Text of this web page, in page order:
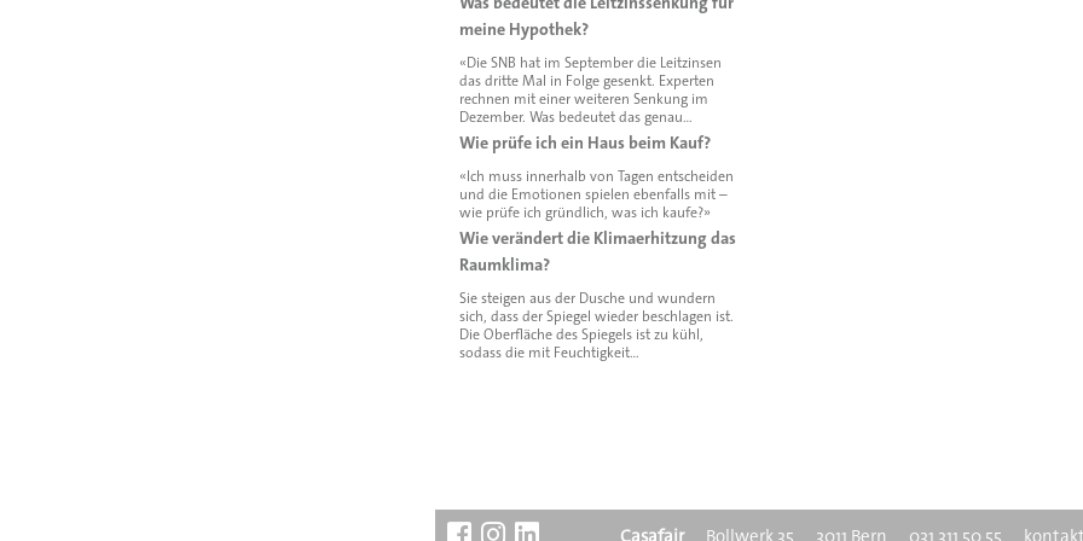
meine Hypothek?
«Die SNB hat im September die Leitzinsen
das dritte Mal in Folge gesenkt. Experten
rechnen mit einer weiteren Senkung im
Dezember. Was bedeutet das genau…
Wie prüfe ich ein Haus beim Kauf?
«Ich muss innerhalb von Tagen entscheiden
und die Emotionen spielen ebenfalls mit –
wie prüfe ich gründlich, was ich kaufe?»
Wie verändert die Klimaerhitzung das
Raumklima?
Sie steigen aus der Dusche und wundern
sich, dass der Spiegel wieder beschlagen ist.
Die Oberfläche des Spiegels ist zu kühl,
sodass die mit Feuchtigkeit…
Casafair Boll­werk 35 3011 Bern 031 311 50 55